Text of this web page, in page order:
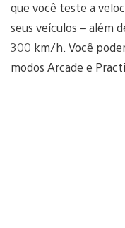
que você teste a
seus veículos – além
300 km/h. Você
modos Arcade e